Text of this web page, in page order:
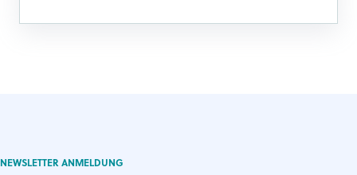
NEWSLETTER ANMELDUNG